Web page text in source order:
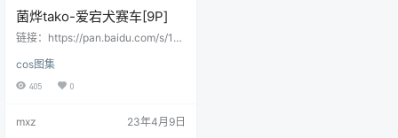
菌烨tako-爱宕犬赛车[9P]
链接：https://pan.baidu.com/s/17
码：an7e 会员用户直接提取：
cos图集
405 0
mxz 23年4月9日